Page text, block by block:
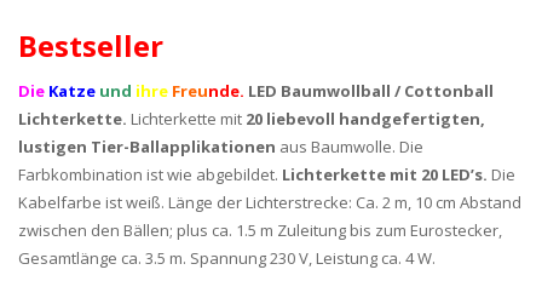
Bestseller
Die Katze und ihre Freunde. LED Baumwollball / Cottonball
Lichterkette. Lichterkette mit 20 liebevoll handgefertigten,
lustigen Tier-Ballapplikationen aus Baumwolle. Die
Farbkombination ist wie abgebildet. Lichterkette mit 20 LED’s. Die
Kabelfarbe ist weiß. Länge der Lichterstrecke: Ca. 2 m, 10 cm Abstand
zwischen den Bällen; plus ca. 1.5 m Zuleitung bis zum Eurostecker,
Gesamtlänge ca. 3.5 m. Spannung 230 V, Leistung ca. 4 W.